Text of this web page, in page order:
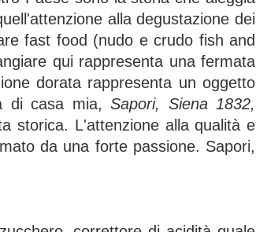
alla degustazione dei
fast food (nudo e crudo fish and
qui rappresenta una fermata
dorata rappresenta un oggetto
di casa mia, Sapori, Siena 1832,
storica. L'attenzione alla qualità e
da una forte passione. Sapori,